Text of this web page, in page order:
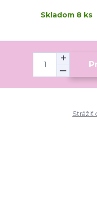
Skladom 8 ks
Strážiť